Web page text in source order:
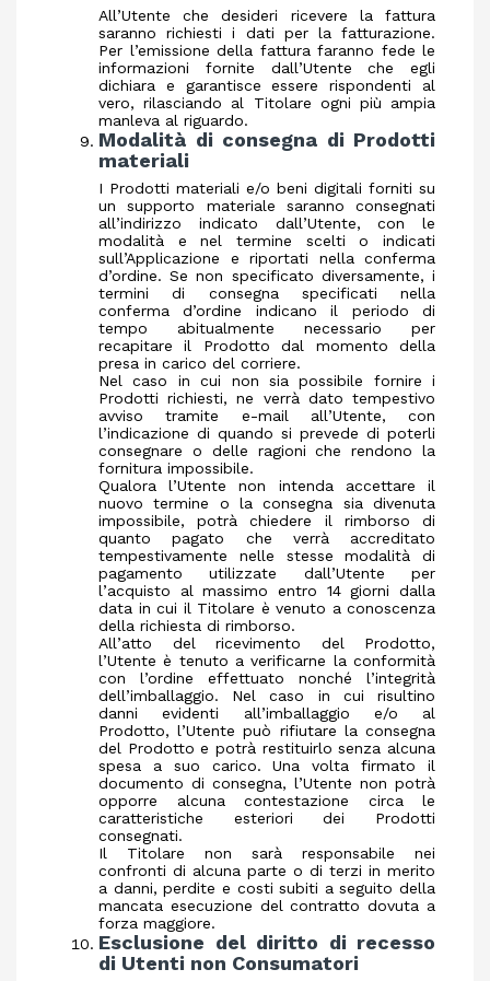
All’Utente che desideri ricevere la fattura
saranno richiesti i dati per la fatturazione.
Per l’emissione della fattura faranno fede le
informazioni fornite dall’Utente che egli
dichiara e garantisce essere rispondenti al
vero, rilasciando al Titolare ogni più ampia
manleva al riguardo.
Modalità di consegna di Prodotti
materiali
I Prodotti materiali e/o beni digitali forniti su
un supporto materiale saranno consegnati
all’indirizzo indicato dall’Utente, con le
modalità e nel termine scelti o indicati
sull’Applicazione e riportati nella conferma
d’ordine. Se non specificato diversamente, i
termini di consegna specificati nella
conferma d’ordine indicano il periodo di
tempo abitualmente necessario per
recapitare il Prodotto dal momento della
presa in carico del corriere.
Nel caso in cui non sia possibile fornire i
Prodotti richiesti, ne verrà dato tempestivo
avviso tramite e-mail all’Utente, con
l’indicazione di quando si prevede di poterli
consegnare o delle ragioni che rendono la
fornitura impossibile.
Qualora l’Utente non intenda accettare il
nuovo termine o la consegna sia divenuta
impossibile, potrà chiedere il rimborso di
quanto pagato che verrà accreditato
tempestivamente nelle stesse modalità di
pagamento utilizzate dall’Utente per
l’acquisto al massimo entro 14 giorni dalla
data in cui il Titolare è venuto a conoscenza
della richiesta di rimborso.
All’atto del ricevimento del Prodotto,
l’Utente è tenuto a verificarne la conformità
con l’ordine effettuato nonché l’integrità
dell’imballaggio. Nel caso in cui risultino
danni evidenti all’imballaggio e/o al
Prodotto, l’Utente può rifiutare la consegna
del Prodotto e potrà restituirlo senza alcuna
spesa a suo carico. Una volta firmato il
documento di consegna, l’Utente non potrà
opporre alcuna contestazione circa le
caratteristiche esteriori dei Prodotti
consegnati.
Il Titolare non sarà responsabile nei
confronti di alcuna parte o di terzi in merito
a danni, perdite e costi subiti a seguito della
mancata esecuzione del contratto dovuta a
forza maggiore.
Esclusione del diritto di recesso
di Utenti non Consumatori